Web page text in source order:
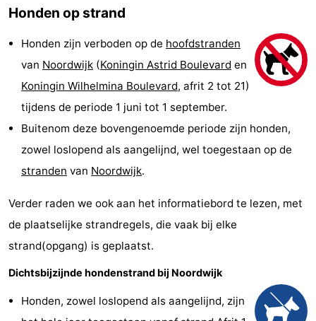
Gouden
Spar
De
Noordduinen
Duinresort
Dunimar
Noordwijkse
Duinen
-
Parc
Soleil
Last
Zien
&
Bezienswaardigheden
Musea
Honden op strand
Honden zijn verboden op de hoofdstranden
van Noordwijk (Koningin Astrid Boulevard en
Koningin Wilhelmina Boulevard, afrit 2 tot 21)
tijdens de periode 1 juni tot 1 september.
Buitenom deze bovengenoemde periode zijn honden,
zowel loslopend als aangelijnd, wel toegestaan op de
stranden van Noordwijk.
Verder raden we ook aan het informatiebord te lezen, met
de plaatselijke strandregels, die vaak bij elke
strand(opgang) is geplaatst.
Dichtsbijzijnde hondenstrand bij Noordwijk
Honden, zowel loslopend als aangelijnd, zijn